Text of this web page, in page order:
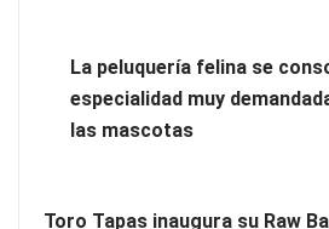
impermeabilización de las viviendas
La peluquería felina se
especialidad muy
las mascotas
Toro Tapas inaugura su Raw